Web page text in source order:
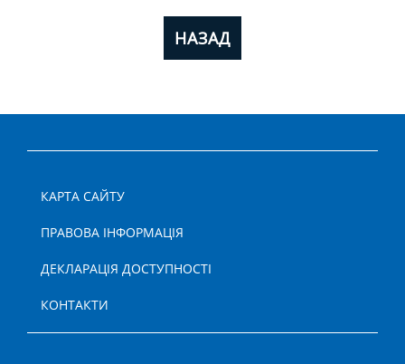
НАЗАД
КАРТА САЙТУ
ПРАВОВА ІНФОРМАЦІЯ
ДЕКЛАРАЦІЯ ДОСТУПНОСТІ
КОНТАКТИ